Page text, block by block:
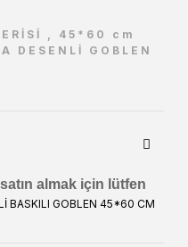
, 45*60 cm
DESENLİ GOBLEN
almak için lütfen
BASKILI GOBLEN 45*60 CM